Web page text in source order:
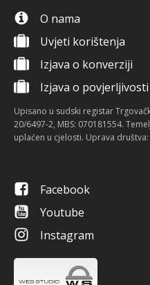
O nama
Uvjeti korištenja
Izjava o konverziji
Izjava o
Upisano u sudski registar
20/6497-2, MBS: 070181554.
uplaćen u cjelosti. Uprava
Facebook
Youtube
Instagram